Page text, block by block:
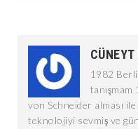
1982
tanışmam
von Schneider alması
teknolojiyi sevmiş ve